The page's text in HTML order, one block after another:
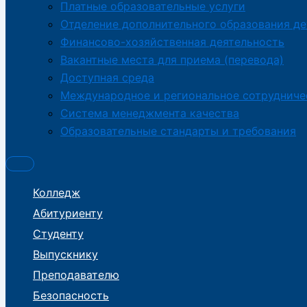
Платные образовательные услуги
Отделение дополнительного образования
Финансово-хозяйственная деятельность
Вакантные места для приема (перевода)
Доступная среда
Международное и региональное
Система менеджмента качества
Образовательные стандарты и требования
Колледж
Абитуриенту
Студенту
Выпускнику
Преподавателю
Безопасность